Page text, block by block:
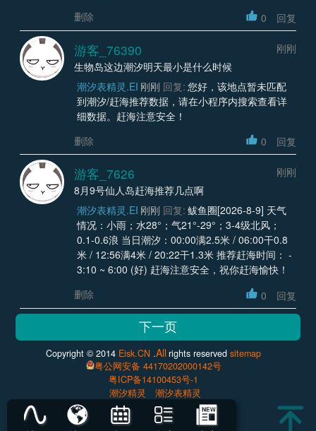
删除
0 回复
游客_76390
刚刚
生物岛这边潮汐明天最小是什么时候
潮汐表精灵.EI 刚刚 回复: 您好，该地点暂未匹配
到潮汐/赶海推荐数据，请在小程序内搜索查看详
细数据。赶海注意安全！
删除
0 回复
游客_7626
刚刚
8月9号仙人岛赶海推荐几点啊
潮汐表精灵.EI 刚刚 回复: 鲅鱼圈[2026-8-9] 天气
情况：小雨；水28°；气21°-29°；3-4级北风；
0.1-0.6浪 当日潮汐：00:00满2.5米 / 06:00干0.8
米 / 12:56满4米 / 20:22干1.3米 推荐赶海时间： -
3:10 ~ 6:00 (好) 赶海注意安全，祝你赶海愉快！
删除
0 回复
Copyright © 2014 Eisk.CN .Allrights reservedsitemap
粤公网安备 44170202000142号
粤ICP备14100453号-1
潮汐精灵
潮汐表精灵